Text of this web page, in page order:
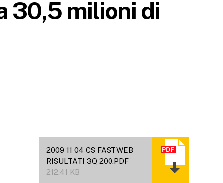
30,5 milioni di
2009 11 04 CS FASTWEB
RISULTATI 3Q 200.PDF
212.41 KB